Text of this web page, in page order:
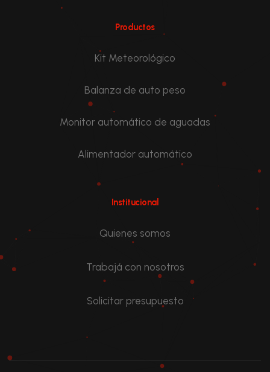
Productos
Kit Meteorológico
Balanza de auto peso
Monitor automático de aguadas
Alimentador automático
Institucional
Quienes somos
Trabajá con nosotros
Solicitar presupuesto